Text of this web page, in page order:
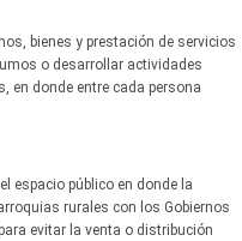
bienes y prestación de servicios
o desarrollar actividades
en donde entre cada persona
espacio público en donde la
rurales con los Gobiernos
evitar la venta o distribución